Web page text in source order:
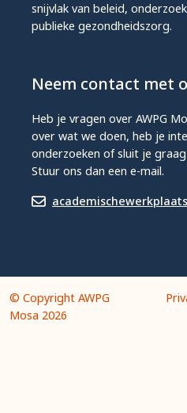
snijvlak van beleid,
publieke gezondheidszorg.
Neem contact met
Heb je vragen over AWPG
over wat we doen, heb je
onderzoeken of sluit je
Stuur ons dan een e-mail.
© Copyright AWPG
Mosa 2026